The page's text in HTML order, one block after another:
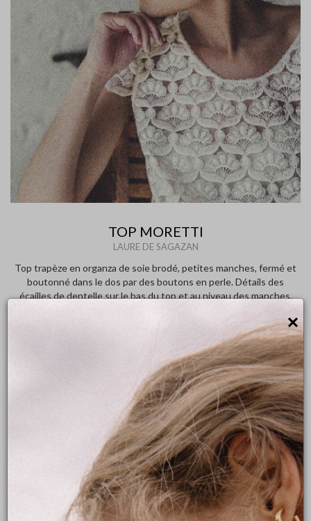
×
TOP MORETTI
LAURE DE SAGAZAN
Top trapèze en organza de soie brodé, petites manches, fermé et
boutonné dans le dos par des boutons en perle. Détails des
écailles de dentelle sur le bas du top et au niveau des manches.
Robe de mariée bohème Robe de mariée dentelle
Robe de mariée simple
Prendre rendez-vous